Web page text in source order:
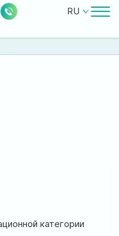
RU
Отзывыкатегории